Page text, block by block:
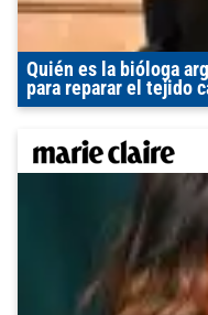
Quién es la bióloga
para reparar el tejido